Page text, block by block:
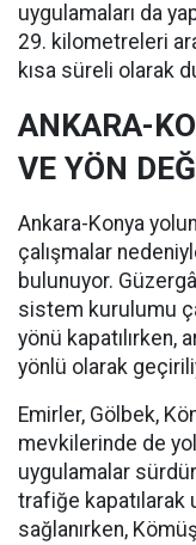
uygulamaları da
29. kilometreleri
kısa süreli olarak
ANKARA-
VE YÖN
Ankara-Konya
çalışmalar
bulunuyor.
sistem kurulumu
yönü kapatılırken,
yönlü olarak
Emirler, Gölbek,
mevkilerinde de yol
uygulamalar
trafiğe kapatılarak
sağlanırken,